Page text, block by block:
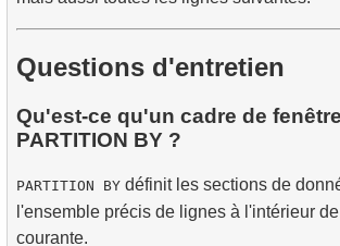
Questions d'entretien
Qu'est-ce qu'un cadre de
PARTITION BY ?
PARTITION BY définit les sections de
l'ensemble précis de lignes à l'intérieur
courante.